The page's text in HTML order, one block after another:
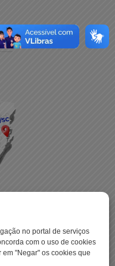
no portal de serviços
com o uso de cookies
"Negar" os cookies que